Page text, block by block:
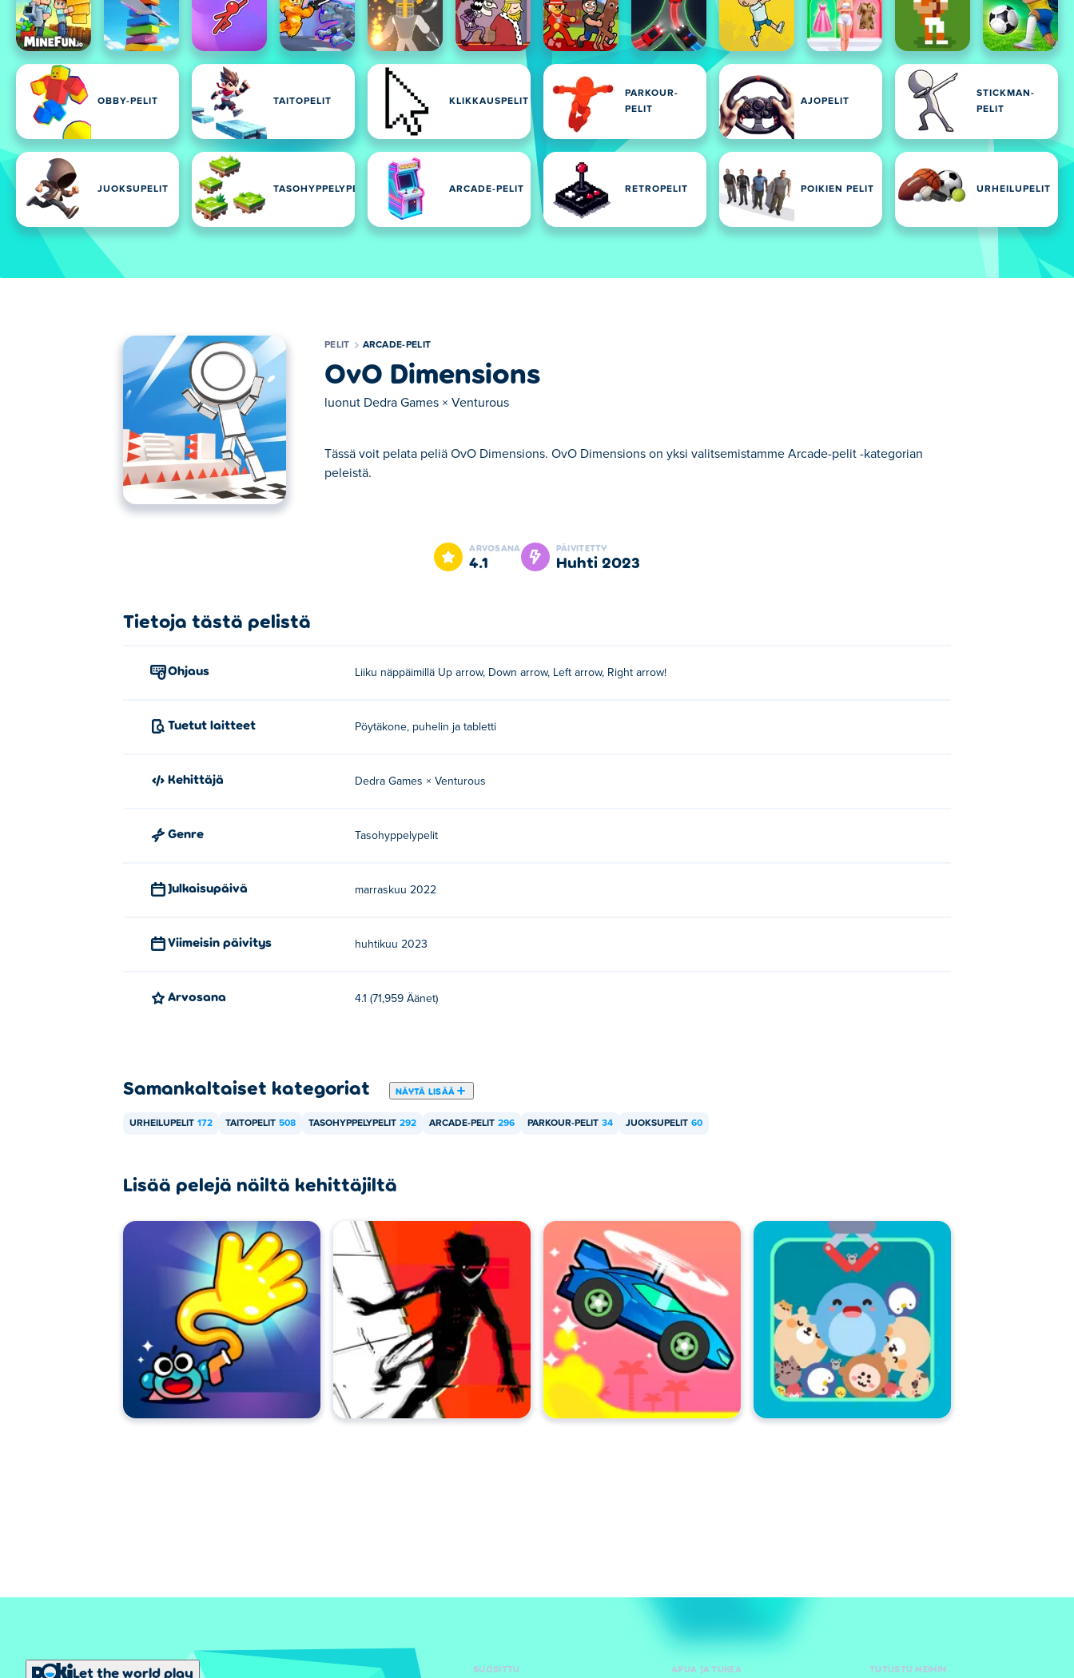
OBBY-PELIT TAITOPELIT KLIKKAUSPELIT
PARKOUR-
PELIT
AJOPELIT
STICKMAN-
PELIT
JUOKSUPELIT TASOHYPPELYPELIT ARCADE-PELIT RETROPELIT POIKIEN PELIT URHEILUPELIT
PELIT ARCADE-PELIT
OvO Dimensions
luonut Dedra Games × Venturous
Tässä voit pelata peliä OvO Dimensions. OvO Dimensions on yksi valitsemistamme Arcade-pelit -kategorian
peleistä.
Tässä voit pelata peliä OvO Dimensions. OvO Dimensions on yksi valitsemistamme Arcade-pelit -kategorian peleistä.
ARVOSANA
4.1
PÄIVITETTY
huhti 2023
Tietoja tästä pelistä
Ohjaus Liiku näppäimillä Up arrow, Down arrow, Left arrow, Right arrow!
Tuetut laitteet Pöytäkone, puhelin ja tabletti
Kehittäjä Dedra Games × Venturous
Genre Tasohyppelypelit
Julkaisupäivä marraskuu 2022
Viimeisin päivitys huhtikuu 2023
Arvosana 4.1 (71,959 Äänet)
Samankaltaiset kategoriat NÄYTÄ LISÄÄ
URHEILUPELIT 172 TAITOPELIT 508 TASOHYPPELYPELIT 292 ARCADE-PELIT 296 PARKOUR-PELIT 34 JUOKSUPELIT 60
Lisää pelejä näiltä kehittäjiltä
Let the world play SUOSITTU APUA JA TUKEA TUTUSTU MEIHIN